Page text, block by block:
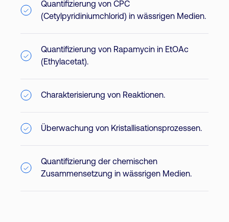
Quantifizierung von CPC
(Cetylpyridiniumchlorid) in wässrigen Medien.
Quantifizierung von Rapamycin in EtOAc
(Ethylacetat).
Charakterisierung von Reaktionen.
Überwachung von Kristallisationsprozessen.
Quantifizierung der chemischen
Zusammensetzung in wässrigen Medien.